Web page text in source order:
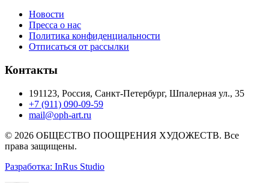
Новости
Пресса о нас
Политика конфиденциальности
Отписаться от рассылки
Контакты
191123, Россия, Санкт-Петербург, Шпалерная ул., 35
+7 (911) 090-09-59
mail@oph-art.ru
© 2026 ОБЩЕСТВО ПООЩРЕНИЯ ХУДОЖЕСТВ. Все
права защищены.
Разработка: InRus Studio